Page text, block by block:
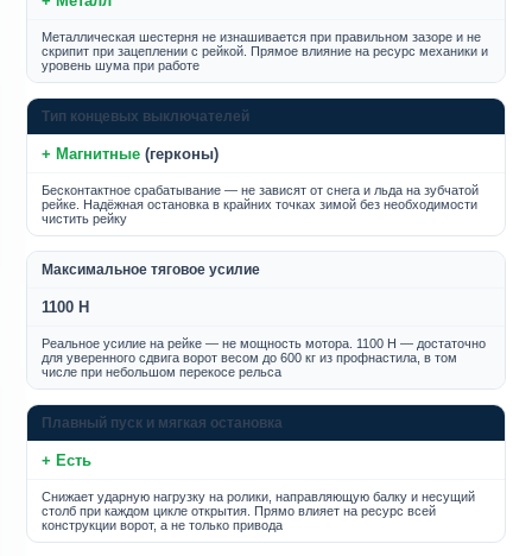
Металлическая шестерня не изнашивается при правильном зазоре и не
скрипит при зацеплении с рейкой. Прямое влияние на ресурс механики и
уровень шума при работе
Тип концевых выключателей
+ Магнитные (герконы)
Бесконтактное срабатывание — не зависят от снега и льда на зубчатой
рейке. Надёжная остановка в крайних точках зимой без необходимости
чистить рейку
Максимальное тяговое усилие
1100 Н
Реальное усилие на рейке — не мощность мотора. 1100 Н — достаточно
для уверенного сдвига ворот весом до 600 кг из профнастила, в том
числе при небольшом перекосе рельса
Плавный пуск и мягкая остановка
+ Есть
Снижает ударную нагрузку на ролики, направляющую балку и несущий
столб при каждом цикле открытия. Прямо влияет на ресурс всей
конструкции ворот, а не только привода